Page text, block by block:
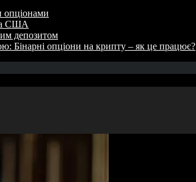
опціонами
США
депозитом
Бінарні опціони на крипту – як це працює?